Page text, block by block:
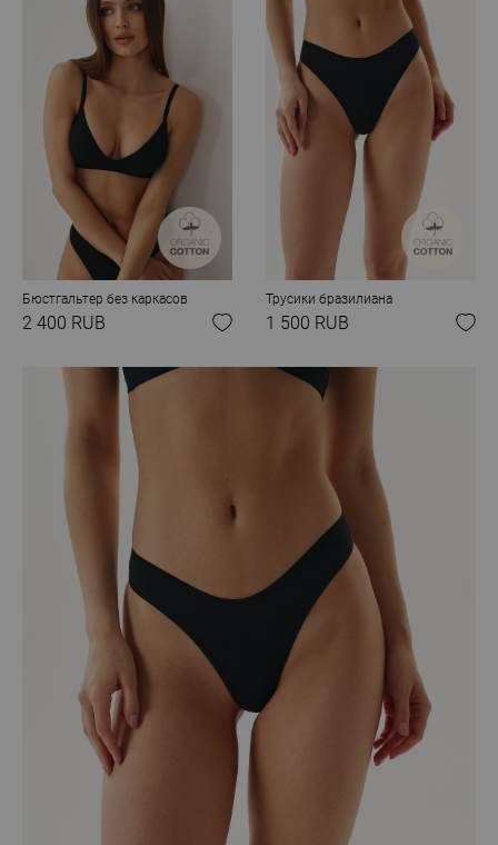
Бюстгальтер без каркасов
2 400 RUB
Трусики бразилиана
1 500 RUB